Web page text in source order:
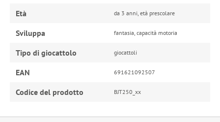
Età da 3 anni, età prescolare
Sviluppa fantasia, capacità motoria
Tipo di giocattolo giocattoli
EAN 691621092507
Codice del prodotto BJT250_xx